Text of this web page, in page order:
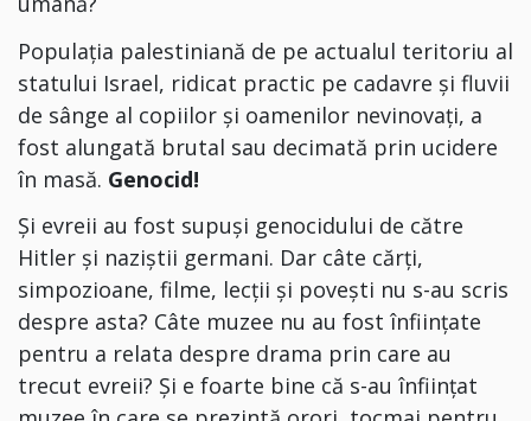
Populația palestiniană de pe actualul teritoriu al
statului Israel, ridicat practic pe cadavre și fluvii
de sânge al copiilor și oamenilor nevinovați, a
fost alungată brutal sau decimată prin ucidere
în masă. Genocid!
Și evreii au fost supuși genocidului de către
Hitler și naziștii germani. Dar câte cărți,
simpozioane, filme, lecții și povești nu s-au scris
despre asta? Câte muzee nu au fost înființate
pentru a relata despre drama prin care au
trecut evreii? Și e foarte bine că s-au înființat